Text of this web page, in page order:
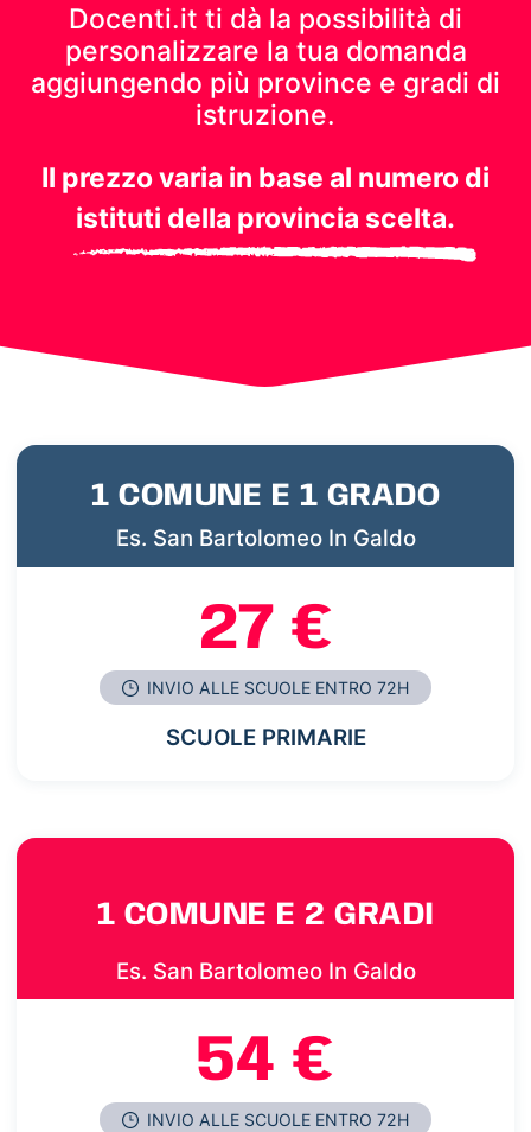
Docenti.it ti dà la possibilità di
personalizzare la tua domanda
aggiungendo più province e gradi di
istruzione.
Il prezzo varia in base al numero di
istituti della provincia scelta.
1 COMUNE E 1 GRADO
Es. San Bartolomeo In Galdo
27 €
INVIO ALLE SCUOLE ENTRO 72H
SCUOLE PRIMARIE
1 COMUNE E 2 GRADI
Es. San Bartolomeo In Galdo
54 €
INVIO ALLE SCUOLE ENTRO 72H